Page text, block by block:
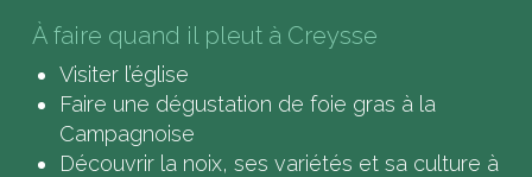
À faire quand il pleut à Creysse
Visiter l’église
Faire une dégustation de foie gras à la
Campagnoise
Découvrir la noix, ses variétés et sa culture à